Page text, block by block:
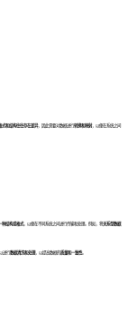
式和结构往往存在差异，因此需要对数据进行 转换和映射，以便在系统之间
种结构或格式，以便在不同系统之间进行传输和处理。例如，将关系型数据
进行 数据清洗和处理 ，以提高数据的 质量和一致性